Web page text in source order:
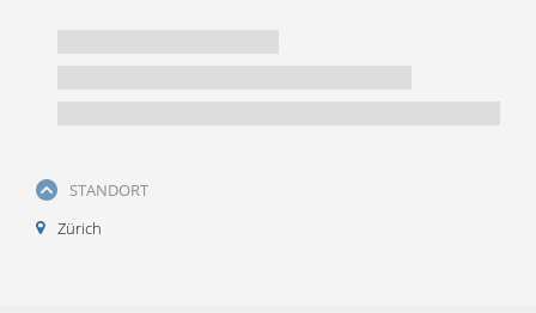
STANDORT
Zürich